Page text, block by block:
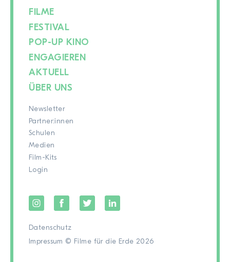
FILME
FESTIVAL
POP-UP KINO
ENGAGIEREN
AKTUELL
ÜBER UNS
Newsletter
Partner:innen
Schulen
Medien
Film-Kits
Login
Datenschutz
Impressum © Filme für die Erde 2026